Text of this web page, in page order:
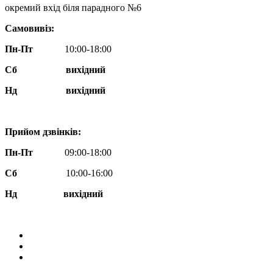
окремий вхід біля парадного №6
Самовивіз:
Пн-Пт
10:00-18:00
Сб
вихідний
Нд
вихідний
Прийом дзвінків:
Пн-Пт
09:00-18:00
Сб
10:00-16:00
Нд вихідний